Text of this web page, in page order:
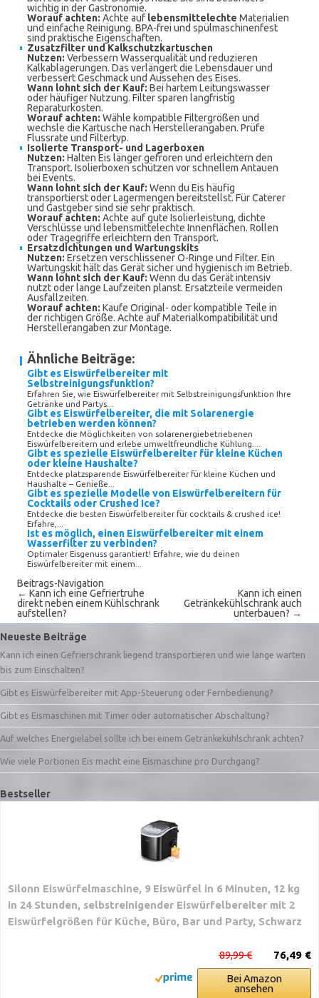
wichtig in der Gastronomie.
Worauf achten: Achte auf lebensmittelechte Materialien
und einfache Reinigung. BPA-frei und spülmaschinenfest
sind praktische Eigenschaften.
Zusatzfilter und Kalkschutzkartuschen
Nutzen: Verbessern Wasserqualität und reduzieren
Kalkablagerungen. Das verlängert die Lebensdauer und
verbessert Geschmack und Aussehen des Eises.
Wann lohnt sich der Kauf: Bei hartem Leitungswasser
oder häufiger Nutzung. Filter sparen langfristig
Reparaturkosten.
Worauf achten: Wähle kompatible Filtergrößen und
wechsle die Kartusche nach Herstellerangaben. Prüfe
Flussrate und Filtertyp.
Isolierte Transport- und Lagerboxen
Nutzen: Halten Eis länger gefroren und erleichtern den
Transport. Isolierboxen schützen vor schnellem Antauen
bei Events.
Wann lohnt sich der Kauf: Wenn du Eis häufig
transportierst oder Lagermengen bereitstellst. Für Caterer
und Gastgeber sind sie sehr praktisch.
Worauf achten: Achte auf gute Isolierleistung, dichte
Verschlüsse und lebensmittelechte Innenflächen. Rollen
oder Tragegriffe erleichtern den Transport.
Ersatzdichtungen und Wartungskits
Nutzen: Ersetzen verschlissener O-Ringe und Filter. Ein
Wartungskit hält das Gerät sicher und hygienisch im Betrieb.
Wann lohnt sich der Kauf: Wenn du das Gerät intensiv
nutzt oder lange Laufzeiten planst. Ersatzteile vermeiden
Ausfallzeiten.
Worauf achten: Kaufe Original- oder kompatible Teile in
der richtigen Größe. Achte auf Materialkompatibilität und
Herstellerangaben zur Montage.
Ähnliche Beiträge:
Gibt es Eiswürfelbereiter mit
Selbstreinigungsfunktion?
Erfahren Sie, wie Eiswürfelbereiter mit Selbstreinigungsfunktion Ihre
Getränke und Partys...
Gibt es Eiswürfelbereiter, die mit Solarenergie
betrieben werden können?
Entdecke die Möglichkeiten von solarenergiebetriebenen
Eiswürfelbereitern und erlebe umweltfreundliche Kühlung....
Gibt es spezielle Eiswürfelbereiter für kleine Küchen
oder kleine Haushalte?
Entdecke platzsparende Eiswürfelbereiter für kleine Küchen und
Haushalte – Genieße...
Gibt es spezielle Modelle von Eiswürfelbereitern für
Cocktails oder Crushed Ice?
Entdecke die besten Eiswürfelbereiter für cocktails & crushed ice!
Erfahre,...
Ist es möglich, einen Eiswürfelbereiter mit einem
Wasserfilter zu verbinden?
Optimaler Eisgenuss garantiert! Erfahre, wie du deinen
Eiswürfelbereiter mit einem...
Beitrags-Navigation
← Kann ich eine Gefriertruhe
direkt neben einem Kühlschrank
aufstellen?
Kann ich einen
Getränkekühlschrank auch
unterbauen? →
Neueste Beiträge
Kann ich einen Gefrierschrank liegend transportieren und wie lange warten
bis zum Einschalten?
Gibt es Eiswürfelbereiter mit App-Steuerung oder Fernbedienung?
Gibt es Eismaschinen mit Timer oder automatischer Abschaltung?
Auf welches Energielabel sollte ich bei einem Getränkekühlschrank achten?
Wie viele Portionen Eis macht eine Eismaschine pro Durchgang?
Bestseller
Silonn Eiswürfelmaschine, 9 Eiswürfel in 6 Minuten, 12 kg
in 24 Stunden, selbstreinigender Eiswürfelbereiter mit 2
Eiswürfelgrößen für Küche, Büro, Bar und Party, Schwarz
76,49 €
89,99 €
Bei Amazon
ansehen